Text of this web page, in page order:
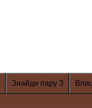
Знайди пару 3